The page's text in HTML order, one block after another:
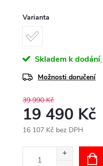
Varianta
Skladem k dodání
Možnosti doručení
39 990 Kč
19 490 Kč
16 107 Kč bez DPH